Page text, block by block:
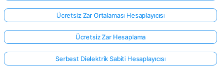
Ücretsiz Zar Ortalaması Hesaplayıcısı
Ücretsiz Zar Hesaplama
Serbest Dielektrik Sabiti Hesaplayıcısı